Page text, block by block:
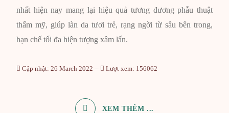
nhất hiện nay mang lại hiệu quả tương đương phẫu thuật
thẩm mỹ, giúp làn da tươi trẻ, rạng ngời từ sâu bên trong,
hạn chế tối đa hiện tượng xâm lấn.
Cập nhật: 26 March 2022 Lượt xem: 156062
XEM THÊM ...